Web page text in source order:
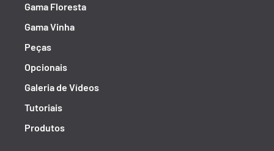
Gama Floresta
Gama Vinha
Peças
Opcionais
Galeria de Vídeos
Tutoriais
Produtos